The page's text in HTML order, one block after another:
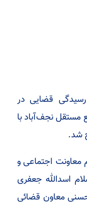
قضایی در
مستقل نجف‌آباد با
شد.
معاونت اجتماعی و
اسدالله جعفری
معاون قضائی